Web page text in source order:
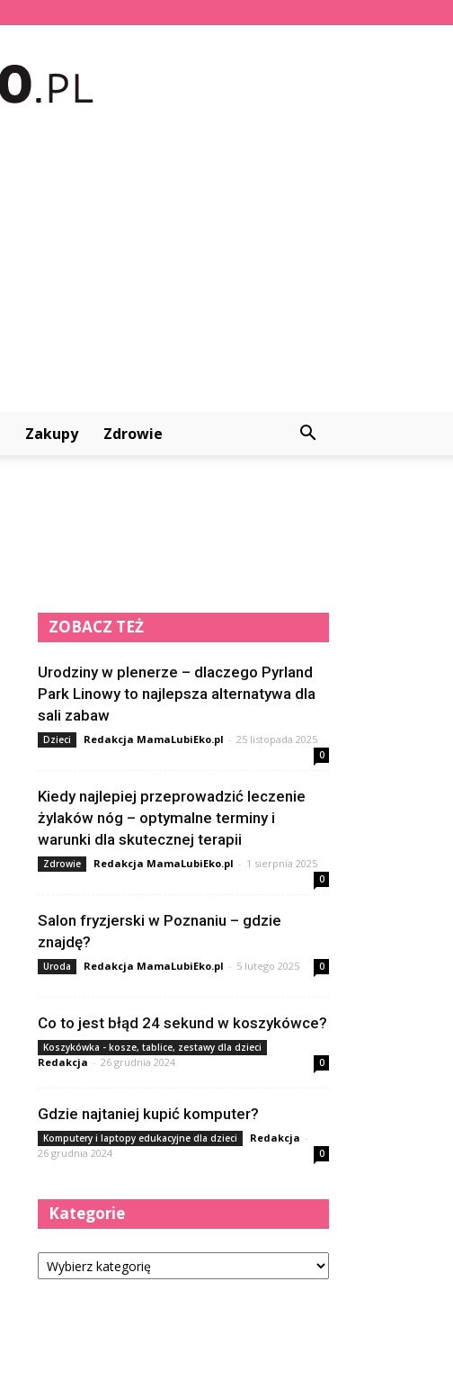
Zakupy Zdrowie
ZOBACZ TEŻ
Urodziny w plenerze – dlaczego Pyrland
Park Linowy to najlepsza alternatywa dla
sali zabaw
Dzieci Redakcja MamaLubiEko.pl - 25 listopada 2025
0
Kiedy najlepiej przeprowadzić leczenie
żylaków nóg – optymalne terminy i
warunki dla skutecznej terapii
Zdrowie Redakcja MamaLubiEko.pl - 1 sierpnia 2025
0
Salon fryzjerski w Poznaniu – gdzie
znajdę?
Uroda Redakcja MamaLubiEko.pl - 5 lutego 2025 0
Co to jest błąd 24 sekund w koszykówce?
Koszykówka - kosze, tablice, zestawy dla dzieci
Redakcja - 26 grudnia 2024 0
Gdzie najtaniej kupić komputer?
Komputery i laptopy edukacyjne dla dzieci Redakcja -
26 grudnia 2024
0
Kategorie
Kategorie